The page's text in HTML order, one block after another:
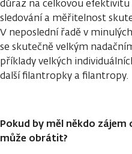
důraz na celkovou
sledování a měřitelnost
V neposlední řadě v
se skutečně velkým
příklady velkých
další filantropky a filantropy.
Pokud by měl někdo zájem
může obrátit?